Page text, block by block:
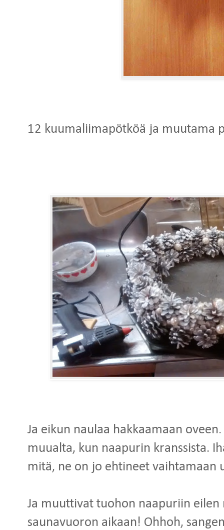
12 kuumaliimapötköä ja muutama
Ja eikun naulaa hakkaamaan
muualta, kun naapurin kranssista.
mitä, ne on jo ehtineet vaihtamaan
Ja muuttivat tuohon naapuriin
saunavuoron aikaan! Ohhoh,